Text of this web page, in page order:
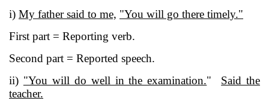
i) My father said to me, "You will go there timely."
First part = Reporting verb.
Second part = Reported speech.
ii) "You will do well in the examination."
Said the
teacher.